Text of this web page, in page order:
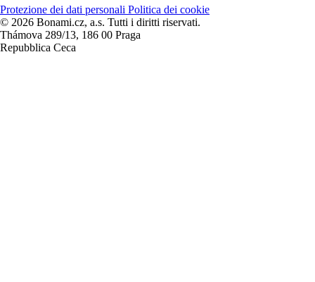
Protezione dei dati personali Politica dei cookie
© 2026 Bonami.cz, a.s. Tutti i diritti riservati.
Thámova 289/13, 186 00 Praga
Repubblica Ceca